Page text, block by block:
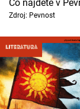
Cool Esport
Pořady
TV Program
Sledujte
Co najdete v
Zdroj: Pevnost